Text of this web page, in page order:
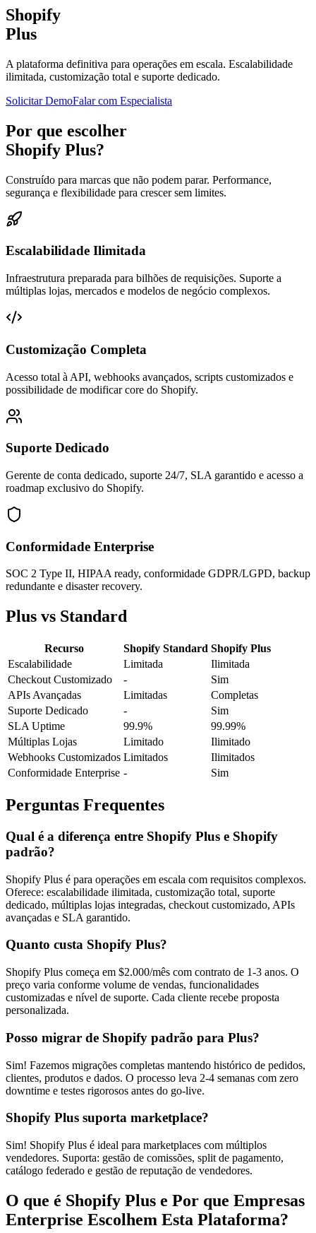
Shopify
Plus
A plataforma definitiva para operações em escala. Escalabilidade
ilimitada, customização total e suporte dedicado.
Solicitar DemoFalar com Especialista
Por que escolher
Shopify Plus?
Construído para marcas que não podem parar. Performance,
segurança e flexibilidade para crescer sem limites.
Escalabilidade Ilimitada
Infraestrutura preparada para bilhões de requisições. Suporte a
múltiplas lojas, mercados e modelos de negócio complexos.
Customização Completa
Acesso total à API, webhooks avançados, scripts customizados e
possibilidade de modificar core do Shopify.
Suporte Dedicado
Gerente de conta dedicado, suporte 24/7, SLA garantido e acesso a
roadmap exclusivo do Shopify.
Conformidade Enterprise
SOC 2 Type II, HIPAA ready, conformidade GDPR/LGPD, backup
redundante e disaster recovery.
Plus vs Standard
Recurso Shopify Standard Shopify Plus
Escalabilidade
Limitada
Ilimitada
Checkout Customizado
-
Sim
APIs Avançadas
Limitadas
Completas
Suporte Dedicado
-
Sim
SLA Uptime
99.9%
99.99%
Múltiplas Lojas
Limitado
Ilimitado
Webhooks Customizados Limitados
Ilimitados
Conformidade Enterprise - Sim
Perguntas Frequentes
Qual é a diferença entre Shopify Plus e Shopify
padrão?
Shopify Plus é para operações em escala com requisitos complexos.
Oferece: escalabilidade ilimitada, customização total, suporte
dedicado, múltiplas lojas integradas, checkout customizado, APIs
avançadas e SLA garantido.
Quanto custa Shopify Plus?
Shopify Plus começa em $2.000/mês com contrato de 1-3 anos. O
preço varia conforme volume de vendas, funcionalidades
customizadas e nível de suporte. Cada cliente recebe proposta
personalizada.
Posso migrar de Shopify padrão para Plus?
Sim! Fazemos migrações completas mantendo histórico de pedidos,
clientes, produtos e dados. O processo leva 2-4 semanas com zero
downtime e testes rigorosos antes do go-live.
Shopify Plus suporta marketplace?
Sim! Shopify Plus é ideal para marketplaces com múltiplos
vendedores. Suporta: gestão de comissões, split de pagamento,
catálogo federado e gestão de reputação de vendedores.
O que é Shopify Plus e Por que Empresas
Enterprise Escolhem Esta Plataforma?